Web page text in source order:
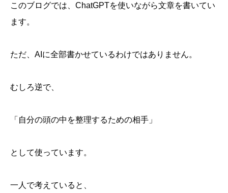
このブログでは、ChatGPTを使いながら文章を書いてい
ます。
ただ、AIに全部書かせているわけではありません。
むしろ逆で、
「自分の頭の中を整理するための相手」
として使っています。
一人で考えていると、